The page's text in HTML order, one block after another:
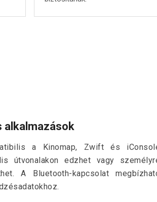
alkalmazások
a Kinomap, Zwift és
útvonalakon edzhet vagy
A Bluetooth-kapcsolat